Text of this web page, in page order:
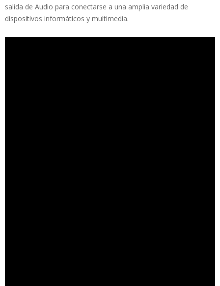
salida de Audio para conectarse a una amplia variedad de
dispositivos informáticos y multimedia.